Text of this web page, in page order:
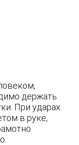
держать
При ударах
в руке,